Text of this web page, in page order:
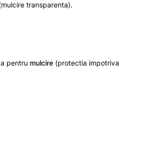
transparenta).
pentru mulcire (protectia impotriva